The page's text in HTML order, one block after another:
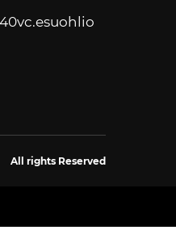
All rights Reserved